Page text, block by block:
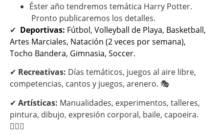
Éster año tendremos temática Harry Potter.
Pronto publicaremos los detalles.
✔ Deportivas: Fútbol, Volleyball de Playa, Basketball,
Artes Marciales, Natación (2 veces por semana),
Tocho Bandera, Gimnasia, Soccer.
✔ Recreativas: Días temáticos, juegos al aire libre,
competencias, cantos y juegos, arenero. 🎭
✔ Artísticas: Manualidades, experimentos, talleres,
pintura, dibujo, expresión corporal, baile, capoeira.
🧘🏻‍♀️